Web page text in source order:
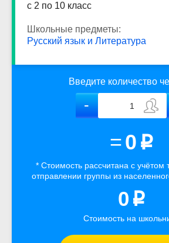
с 2 по 10 класс
Школьные предметы:
Русский язык и Литература
Введите количество
=0 p
* Стоимость рассчитана с учётом
отправлении группы из
0 p
Стоимость на